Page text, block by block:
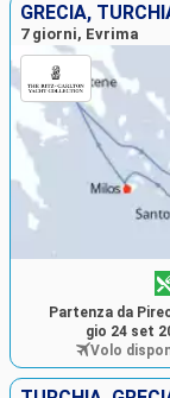
GRECIA,
7 giorni, Evrima
Partenza da
gio 24 set
Volo